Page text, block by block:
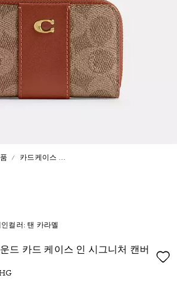
카드케이스
컬러: 탠 카라멜
드 카드 케이스 인 시그니처 캔버